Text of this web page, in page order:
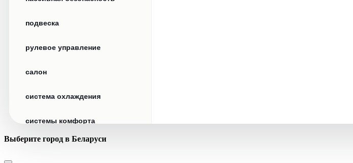
подвеска
рулевое управление
салон
система охлаждения
системы комфорта
стекла
Выберите город в Беларуси